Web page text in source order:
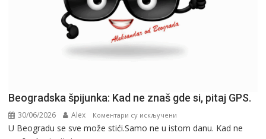
Beogradska špijunka: Kad ne znaš gde si, pitaj GPS.
30/06/2026 Alex Коментари су искључени
Beogradska
U Beogradu se sve može stići.Samo ne u istom danu. Kad ne